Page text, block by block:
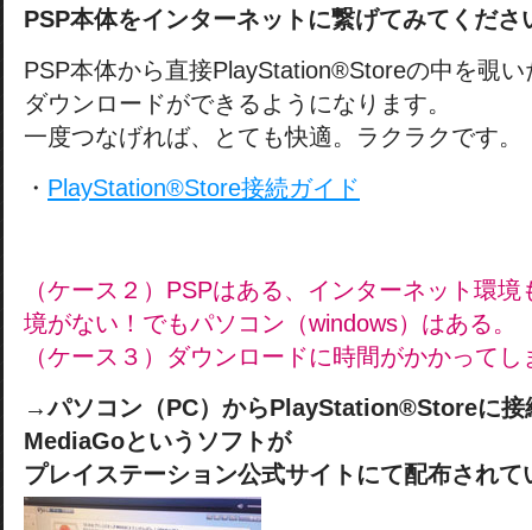
PSP本体をインターネットに繋げてみてくださ
PSP本体から直接PlayStation®Storeの中を覗い
ダウンロードができるようになります。
一度つなげれば、とても快適。ラクラクです。
・ PlayStation®Store接続ガイド
（ケース２）PSPはある、インターネット環
境がない！でもパソコン（windows）はある。
（ケース３）ダウンロードに時間がかかって
→パソコン（PC）からPlayStation®Storeに接
MediaGoというソフトが
プレイステーション公式サイトにて配布されて